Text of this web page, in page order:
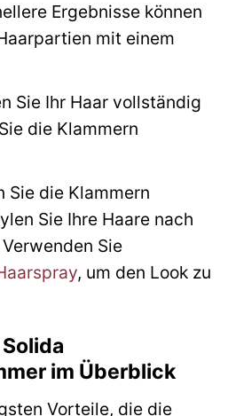
Ergebnisse können
mit einem
Sie Ihr Haar vollständig
die Klammern
Sie die Klammern
Sie Ihre Haare nach
Sie
, um den Look zu
im Überblick
Vorteile, die die